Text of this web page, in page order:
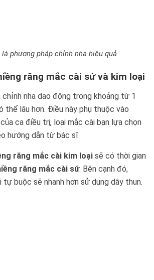
phương pháp chỉnh nha hiệu quả
răng mắc cài sứ và kim loại
chỉnh nha dao động trong khoảng từ 1
thể lâu hơn. Điều này phụ thuộc vào
ca điều trị, loại mắc cài bạn lựa chọn
hướng dẫn từ bác sĩ.
răng mắc cài kim loại sẽ có thời gian
răng mắc cài sứ. Bên cạnh đó,
tự buộc sẽ nhanh hơn sử dụng dây thun.